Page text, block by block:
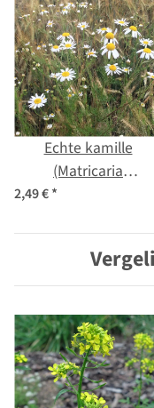
Echte kamille
(Matricaria
chamomilla) bio zaad
2,49 €*